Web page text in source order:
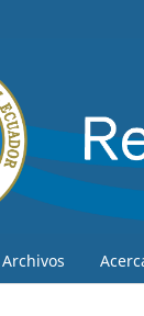
Archivos